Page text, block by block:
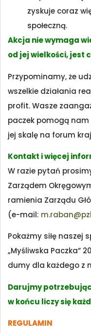
zyskuje coraz
społeczną.
Akcja nie wymaga
od jej wielkości, jest
Przypominamy, że
wszelkie działania
profit. Wasze
paczek pomogą
jej skalę na forum
Kontakt i więcej
W razie pytań
Zarządem
ramienia Zarządu
(e-mail:
Pokażmy siłę naszej
„Myśliwska Paczka”
dumy dla każdego z
Darujmy
w końcu liczy się
REGULAMIN